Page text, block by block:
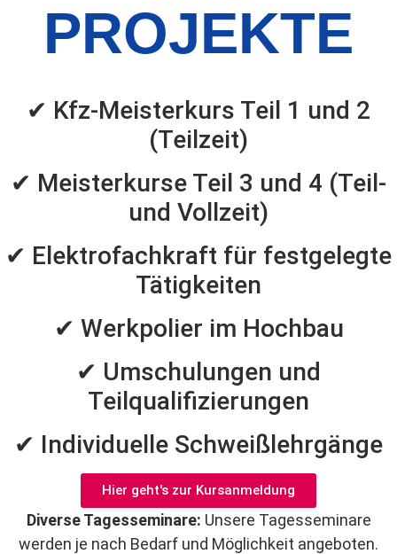
ROJEKTE
✔ Kfz-Meisterkurs Teil 1 und 2
(Teilzeit)
✔ Meisterkurse Teil 3 und 4 (Teil-
und Vollzeit)
✔ Elektrofachkraft für festgelegte
Tätigkeiten
✔ Werkpolier im Hochbau
✔ Umschulungen und
Teilqualifizierungen
✔ Individuelle Schweißlehrgänge
Hier geht's zur Kursanmeldung
Diverse Tagesseminare: Unsere Tagesseminare
werden je nach Bedarf und Möglichkeit angeboten.